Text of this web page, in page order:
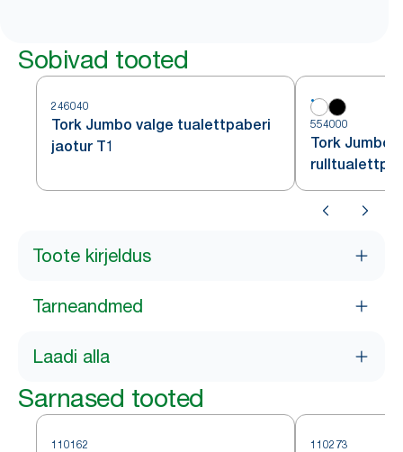
Sobivad tooted
246040
Tork Jumbo valge tualettpaberi
jaotur T1
554000
Tork Jumbo
Toote kirjeldus
Tarneandmed
Laadi alla
Sarnased tooted
110162 110273